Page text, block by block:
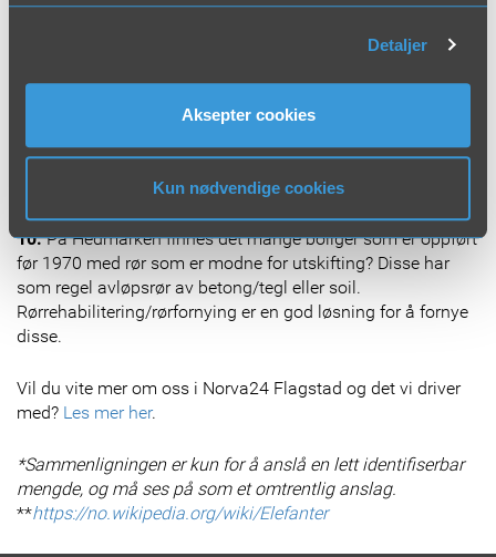
Detaljer
Aksepter cookies
Kun nødvendige cookies
tonn!**
fraktet bort med hest og kjerre, mens den på landet ble
kastet rett i naturen? Verden har heldigvis gått videre. I dag
nesten nok til å fylle opp 24 store olympiske
svømmebasseng!*
10.På Hedmarken finnes det mange boliger som er oppført
før 1970 med rør som er modne for utskifting? Disse har
som regel avløpsrør av betong/tegl eller soil.
Rørrehabilitering/rørfornying er en god løsning for å fornye
disse.
Vil du vite mer om oss i Norva24 Flagstad og det vi driver
med? Les mer her.
*Sammenligningen er kun for å anslå en lett identifiserbar
mengde, og må ses på som et omtrentlig anslag.
**https://no.wikipedia.org/wiki/Elefanter